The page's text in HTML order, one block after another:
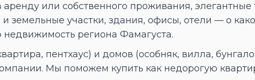
или собственного проживания,
земельные участки, здания, офисы, отели — о
региона Фамагуста.
пентхаус) и домов (особняк, вилла,
Мы поможем купить как недорогую